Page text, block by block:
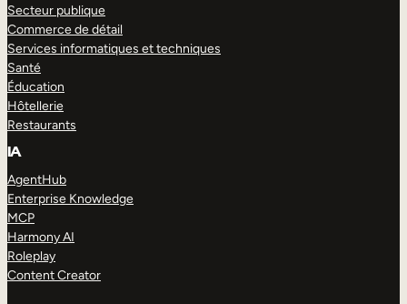
Secteur publique
Commerce de détail
Services informatiques et techniques
Santé
Éducation
Hôtellerie
Restaurants
IA
AgentHub
Enterprise Knowledge
MCP
Harmony AI
Roleplay
Content Creator